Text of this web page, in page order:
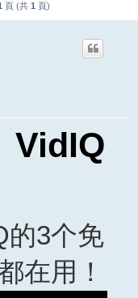
頁 (共 1 頁)
VidIQ
的3个免
在用！